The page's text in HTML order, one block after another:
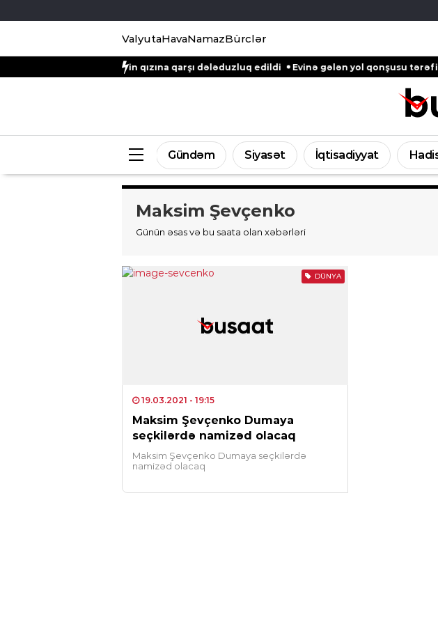
ValyutaHavaNamazBürclər
Natiq Əliyevin qızına qarşı dələduzluq edildi Evinə gələn yol qonşusu tərəfindən zəbt
Gündəm Siyasət İqtisadiyyat
Maksim Şevçenko
Günün əsas və bu saata olan xəbərləri
DÜNYA
19.03.2021 - 19:15
Maksim Şevçenko Dumaya
seçkilərdə namizəd olacaq
Maksim Şevçenko Dumaya seçkilərdə
namizəd olacaq